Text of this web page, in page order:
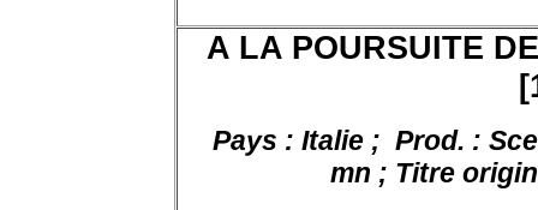
A LA POURSUITE
Pays : Italie ; Prod. :
mn ; Titre